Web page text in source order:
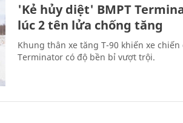
'Kẻ hủy diệt' BMPT
lúc 2 tên lửa chống tăng
Khung thân xe tăng T-90 khiến xe
Terminator có độ bền bỉ vượt trội.